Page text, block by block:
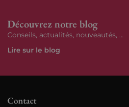
Découvrez notre blog
Conseils, actualités, nouveautés, ...
Lire sur le blog
Contact